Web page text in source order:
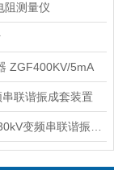
阻测量仪
ZGF400KV/5mA
联谐振成套装置